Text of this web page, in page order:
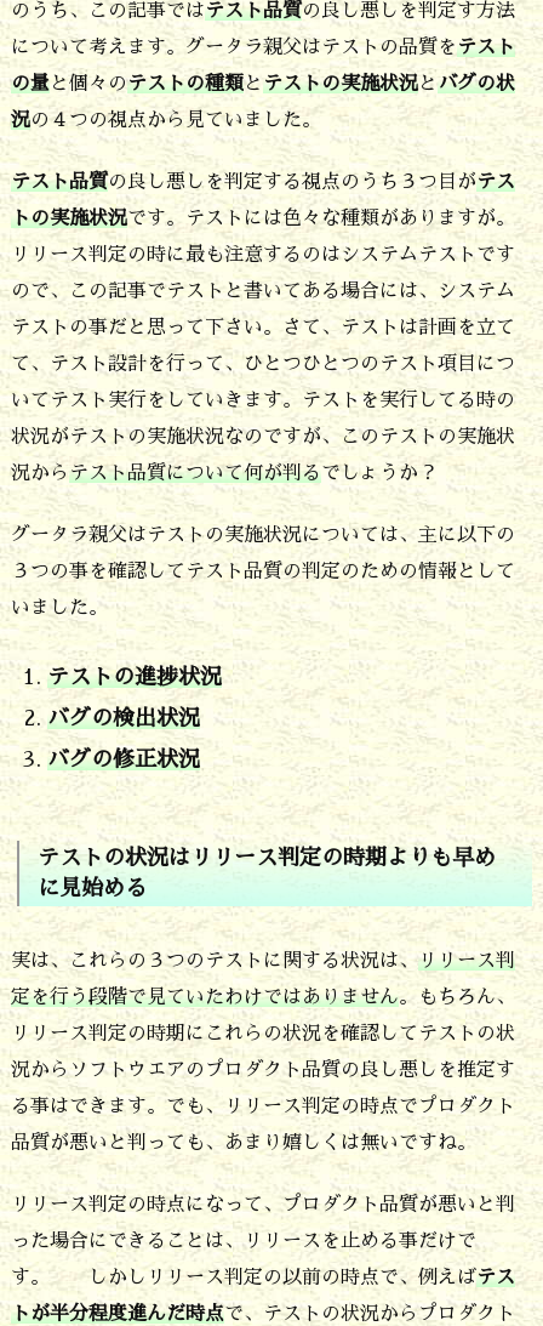
施
状
況
は
ど
う
や
っ
て
判
定
し
ま
ょ
う
か
2.
テ
ス
ト
の
状
況
は
リ
リ
ー
ス
判
定
の
のうち、この記事ではテスト品質の良し悪しを判定す方法
について考えます。グータラ親父はテストの品質をテスト
の量と個々のテストの種類とテストの実施状況とバグの状
況の４つの視点から見ていました。
テスト品質の良し悪しを判定する視点のうち３つ目がテス
トの実施状況です。テストには色々な種類がありますが。
リリース判定の時に最も注意するのはシステムテストです
ので、この記事でテストと書いてある場合には、システム
テストの事だと思って下さい。さて、テストは計画を立て
て、テスト設計を行って、ひとつひとつのテスト項目につ
いてテスト実行をしていきます。テストを実行してる時の
状況がテストの実施状況なのですが、このテストの実施状
況からテスト品質について何が判るでしょうか？
グータラ親父はテストの実施状況については、主に以下の
３つの事を確認してテスト品質の判定のための情報として
いました。
テストの進捗状況
バグの検出状況
バグの修正状況
テストの状況はリリース判定の時期よりも早め
に見始める
実は、これらの３つのテストに関する状況は、リリース判
定を行う段階で見ていたわけではありません。もちろん、
リリース判定の時期にこれらの状況を確認してテストの状
況からソフトウエアのプロダクト品質の良し悪しを推定す
る事はできます。でも、リリース判定の時点でプロダクト
品質が悪いと判っても、あまり嬉しくは無いですね。
リリース判定の時点になって、プロダクト品質が悪いと判
った場合にできることは、リリースを止める事だけで
す。 しかしリリース判定の以前の時点で、例えばテス
トが半分程度進んだ時点で、テストの状況からプロダクト